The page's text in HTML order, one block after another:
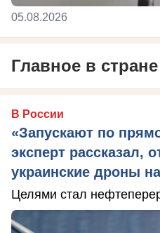
05.08.2026
Главное в стране
В России
«Запускают по
эксперт рассказал,
украинские дроны
Целями стал